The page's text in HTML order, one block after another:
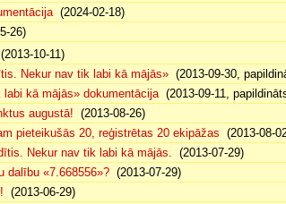
(2024-02-18)
26)
(2013-10-11)
Nekur nav tik labi kā mājās» (2013-09-30,
kā mājās» dokumentācija(2013-09-11,
augustā! (2013-08-26)
pieteikušās 20, reģistrētas 20 ekipāžas (2013-08-
Nekur nav tik labi kā mājās. (2013-07-29)
dalību «7.668556»? (2013-07-29)
(2013-06-29)